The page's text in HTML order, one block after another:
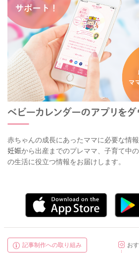
赤ちゃんの成長にあったママに必要な情報
妊娠から出産までのプレママ、子育て中
の生活に役立つ情報をお届けします。
記事制作への取り組み
お